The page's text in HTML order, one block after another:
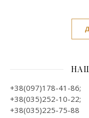
+38(097)178-41-86;
+38(035)252-10-22;
+38(035)225-75-88